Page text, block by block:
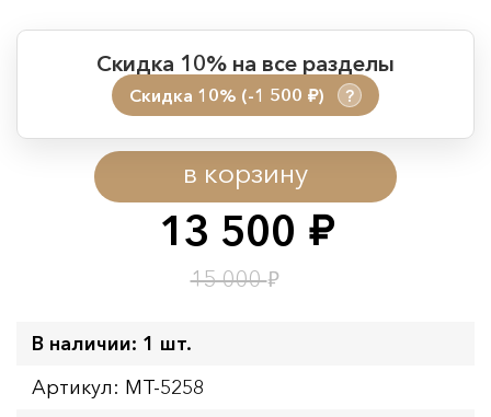
13 500 руб.
15 000₽
в корзину
Скидка 10% на все разделы
Скидка 10% (-1 500 руб.) ?
Период действия акции:
Начало:
08.08.2026 00:01
Окончание:
09.08.2026 23:59
Время до окончания:
В наличии: 1 шт.
Артикул: MT-5258